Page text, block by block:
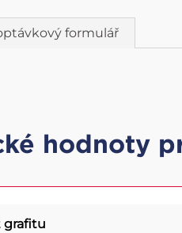
formulář
hodnoty
grafitu